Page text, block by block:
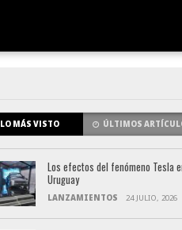
LO MÁS VISTO ÚLTIMOS
Los efectos del fenómeno Tesla
Uruguay
LANZAMIENTOS 24 JULIO, 2026